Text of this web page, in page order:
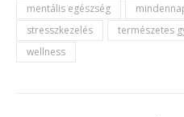
mentális egészség
stresszkezelés
természetes
wellness